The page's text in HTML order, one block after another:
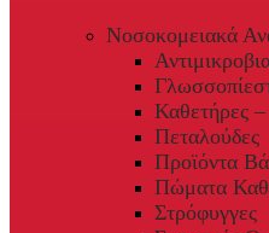
Νοσοκομειακά
Καθετήρες
Πεταλούδες
Προϊόντα
Πώματα
Στρόφυγγες